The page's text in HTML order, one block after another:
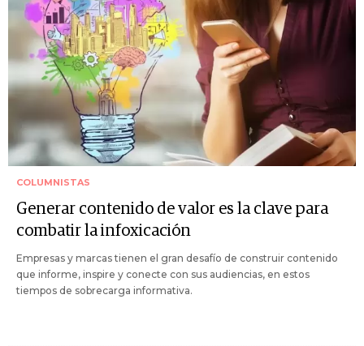
COLUMNISTAS
Generar contenido de valor es la clave para
combatir la infoxicación
Empresas y marcas tienen el gran desafío de construir contenido
que informe, inspire y conecte con sus audiencias, en estos
tiempos de sobrecarga informativa.